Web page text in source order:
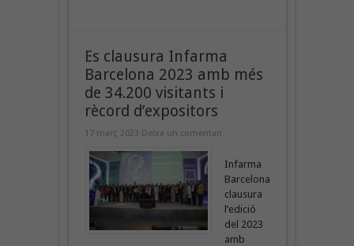
Es clausura Infarma
Barcelona 2023 amb més
de 34.200 visitants i
rècord d’expositors
17 març 2023 Deixa un comentari
Infarma
Barcelona
clausura
l’edició
del 2023
amb